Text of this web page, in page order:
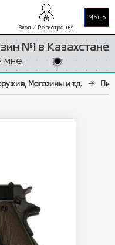
Меню
№1 в Казахстане
Вход / Регистрация
мне
Магазины и т.д. →